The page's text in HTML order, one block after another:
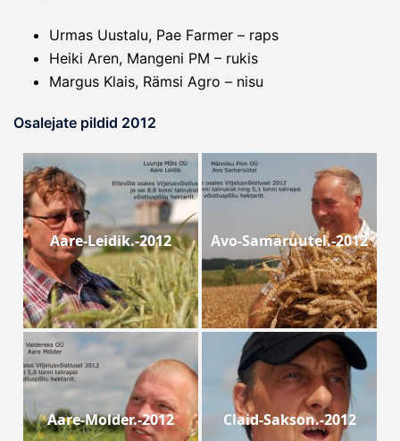
Urmas Uustalu, Pae Farmer – raps
Heiki Aren, Mangeni PM – rukis
Margus Klais, Rämsi Agro – nisu
Osalejate pildid 2012
Aare-Leidik.-2012 Avo-Samaruutel.-2012
Aare-Molder.-2012 Claid-Sakson.-2012